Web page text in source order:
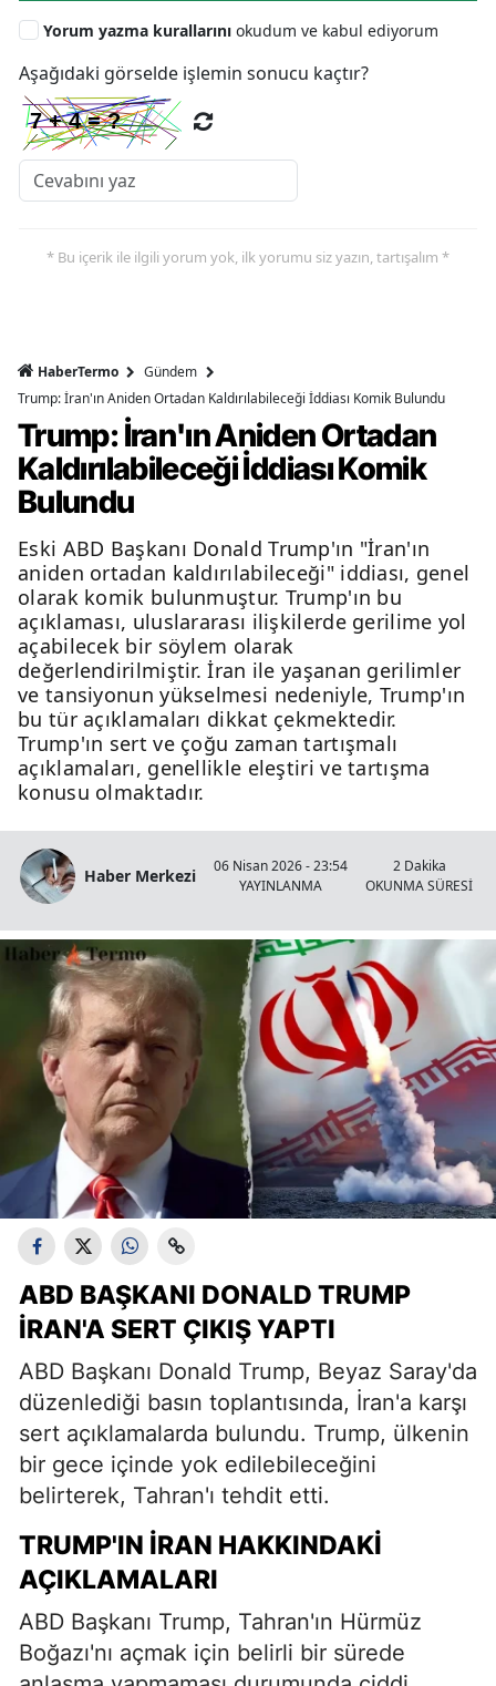
Yorum yazma kurallarını okudum ve kabul ediyorum
Aşağıdaki görselde işlemin sonucu kaçtır?
* Bu içerik ile ilgili yorum yok, ilk yorumu siz yazın, tartışalım *
HaberTermo
Gündem
Trump: İran'ın Aniden Ortadan Kaldırılabileceği İddiası Komik Bulundu
Trump: İran'ın Aniden Ortadan
Kaldırılabileceği İddiası Komik
Bulundu
Eski ABD Başkanı Donald Trump'ın "İran'ın
aniden ortadan kaldırılabileceği" iddiası, genel
olarak komik bulunmuştur. Trump'ın bu
açıklaması, uluslararası ilişkilerde gerilime yol
açabilecek bir söylem olarak
değerlendirilmiştir. İran ile yaşanan gerilimler
ve tansiyonun yükselmesi nedeniyle, Trump'ın
bu tür açıklamaları dikkat çekmektedir.
Trump'ın sert ve çoğu zaman tartışmalı
açıklamaları, genellikle eleştiri ve tartışma
konusu olmaktadır.
Haber Merkezi
06 Nisan 2026 - 23:54
YAYINLANMA
2 Dakika
OKUNMA SÜRESİ
ABD BAŞKANI DONALD TRUMP
İRAN'A SERT ÇIKIŞ YAPTI
ABD Başkanı Donald Trump, Beyaz Saray'da
düzenlediği basın toplantısında, İran'a karşı
sert açıklamalarda bulundu. Trump, ülkenin
bir gece içinde yok edilebileceğini
belirterek, Tahran'ı tehdit etti.
TRUMP'IN İRAN HAKKINDAKI
AÇIKLAMALARI
ABD Başkanı Trump, Tahran'ın Hürmüz
Boğazı'nı açmak için belirli bir sürede